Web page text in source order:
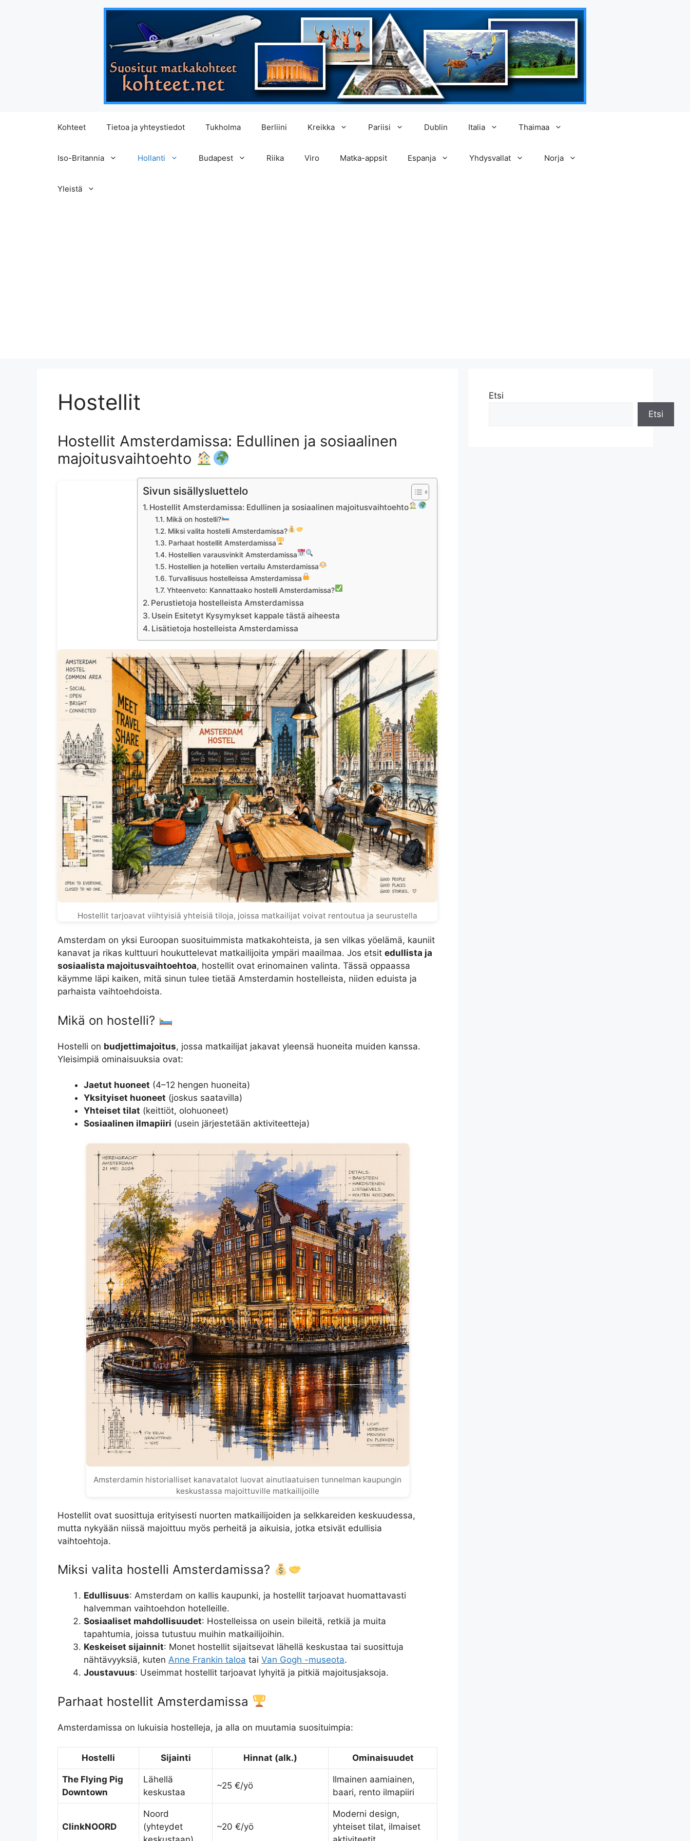
Kohteet Tietoa ja yhteystiedot Tukholma Berliini Kreikka Pariisi Dublin Italia Thaimaa
Iso-Britannia Hollanti Budapest Riika Viro Matka-appsit Espanja Yhdysvallat Norja
Yleistä
Hostellit
Hostellit Amsterdamissa: Edullinen ja sosiaalinen
majoitusvaihtoehto
Sivun sisällysluettelo
Hostellit Amsterdamissa: Edullinen ja sosiaalinen majoitusvaihtoehto
Mikä on hostelli?
Miksi valita hostelli Amsterdamissa?
Parhaat hostellit Amsterdamissa
Hostellien varausvinkit Amsterdamissa
Hostellien ja hotellien vertailu Amsterdamissa
Turvallisuus hostelleissa Amsterdamissa
Yhteenveto: Kannattaako hostelli Amsterdamissa?
Perustietoja hostelleista Amsterdamissa
Usein Esitetyt Kysymykset kappale tästä aiheesta
Lisätietoja hostelleista Amsterdamissa
Hostellit tarjoavat viihtyisiä yhteisiä tiloja, joissa matkailijat voivat rentoutua ja seurustella
Amsterdam on yksi Euroopan suosituimmista matkakohteista, ja sen vilkas yöelämä, kauniit
kanavat ja rikas kulttuuri houkuttelevat matkailijoita ympäri maailmaa. Jos etsit edullista ja
sosiaalista majoitusvaihtoehtoa, hostellit ovat erinomainen valinta. Tässä oppaassa
käymme läpi kaiken, mitä sinun tulee tietää Amsterdamin hostelleista, niiden eduista ja
parhaista vaihtoehdoista.
Mikä on hostelli?
Hostelli on budjettimajoitus, jossa matkailijat jakavat yleensä huoneita muiden kanssa.
Yleisimpiä ominaisuuksia ovat:
Jaetut huoneet (4–12 hengen huoneita)
Yksityiset huoneet (joskus saatavilla)
Yhteiset tilat (keittiöt, olohuoneet)
Sosiaalinen ilmapiiri (usein järjestetään aktiviteetteja)
Amsterdamin historialliset kanavatalot luovat ainutlaatuisen tunnelman kaupungin
keskustassa majoittuville matkailijoille
Hostellit ovat suosittuja erityisesti nuorten matkailijoiden ja selkkareiden keskuudessa,
mutta nykyään niissä majoittuu myös perheitä ja aikuisia, jotka etsivät edullisia
vaihtoehtoja.
Miksi valita hostelli Amsterdamissa?
Edullisuus: Amsterdam on kallis kaupunki, ja hostellit tarjoavat huomattavasti
halvemman vaihtoehdon hotelleille.
Sosiaaliset mahdollisuudet: Hostelleissa on usein bileitä, retkiä ja muita
tapahtumia, joissa tutustuu muihin matkailijoihin.
Keskeiset sijainnit: Monet hostellit sijaitsevat lähellä keskustaa tai suosittuja
nähtävyyksiä, kuten Anne Frankin taloa tai Van Gogh -museota.
Joustavuus: Useimmat hostellit tarjoavat lyhyitä ja pitkiä majoitusjaksoja.
Parhaat hostellit Amsterdamissa
Amsterdamissa on lukuisia hostelleja, ja alla on muutamia suosituimpia:
Hostelli Sijainti Hinnat (alk.) Ominaisuudet
The Flying Pig
Downtown
Lähellä
keskustaa
~25 €/yö
Ilmainen aamiainen,
baari, rento ilmapiiri
ClinkNOORD
Noord
(yhteydet
~20 €/yö
Moderni design,
yhteiset tilat, ilmaiset
Etsi
Etsi